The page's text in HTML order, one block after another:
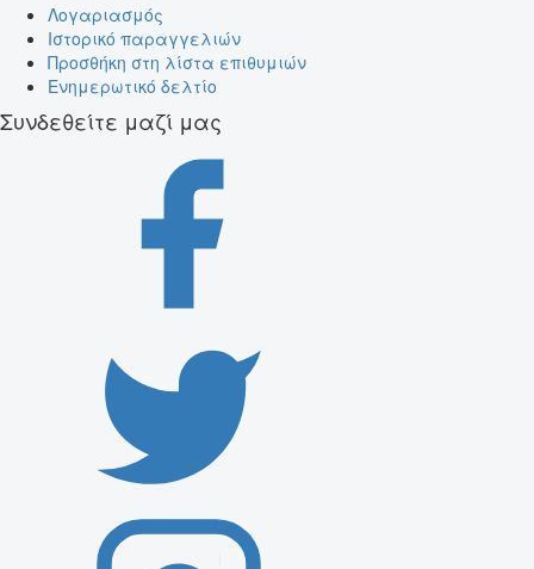
Λογαριασμός
Ιστορικό παραγγελιών
Προσθήκη στη λίστα επιθυμιών
Ενημερωτικό δελτίο
Συνδεθείτε μαζί μας